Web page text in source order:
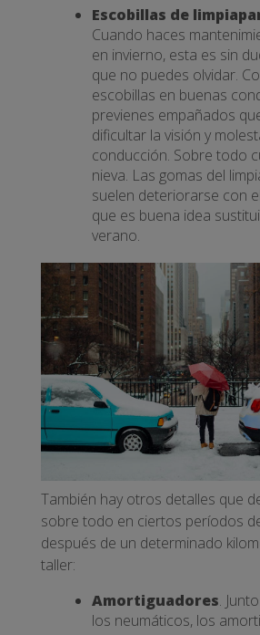
Escobillas de
Cuando haces
en invierno, esta es sin
que no puedes olvidar.
escobillas en buenas
previenes empañados
dificultar la visión y
conducción. Sobre todo
nieva. Las gomas del
suelen deteriorarse con
que es buena idea
verano.
También hay otros detalles que
sobre todo en ciertos períodos
después de un determinado
taller:
Amortiguadores.
los neumáticos, los